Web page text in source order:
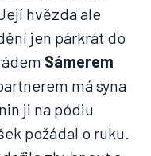
hvězda ale
jen párkrát do
Sámerem
má syna
ji na pódiu
požádal o ruku.